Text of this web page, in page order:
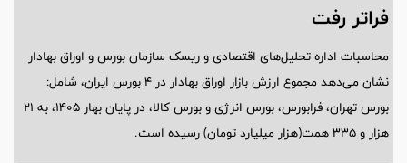
فراتر رفت
محاسبات اداره تحلیل‌های اقتصادی و ریسک سازمان بورس و اوراق بهادار
نشان می‌دهد مجموع ارزش بازار اوراق بهادار در ۴ بورس ایران، شامل:
بورس تهران، فرابورس، بورس انرژی و بورس کالا، در پایان بهار ۱۴۰۵، به ۲۱
هزار و ۳۳۵ همت(هزار میلیارد تومان) رسیده است.